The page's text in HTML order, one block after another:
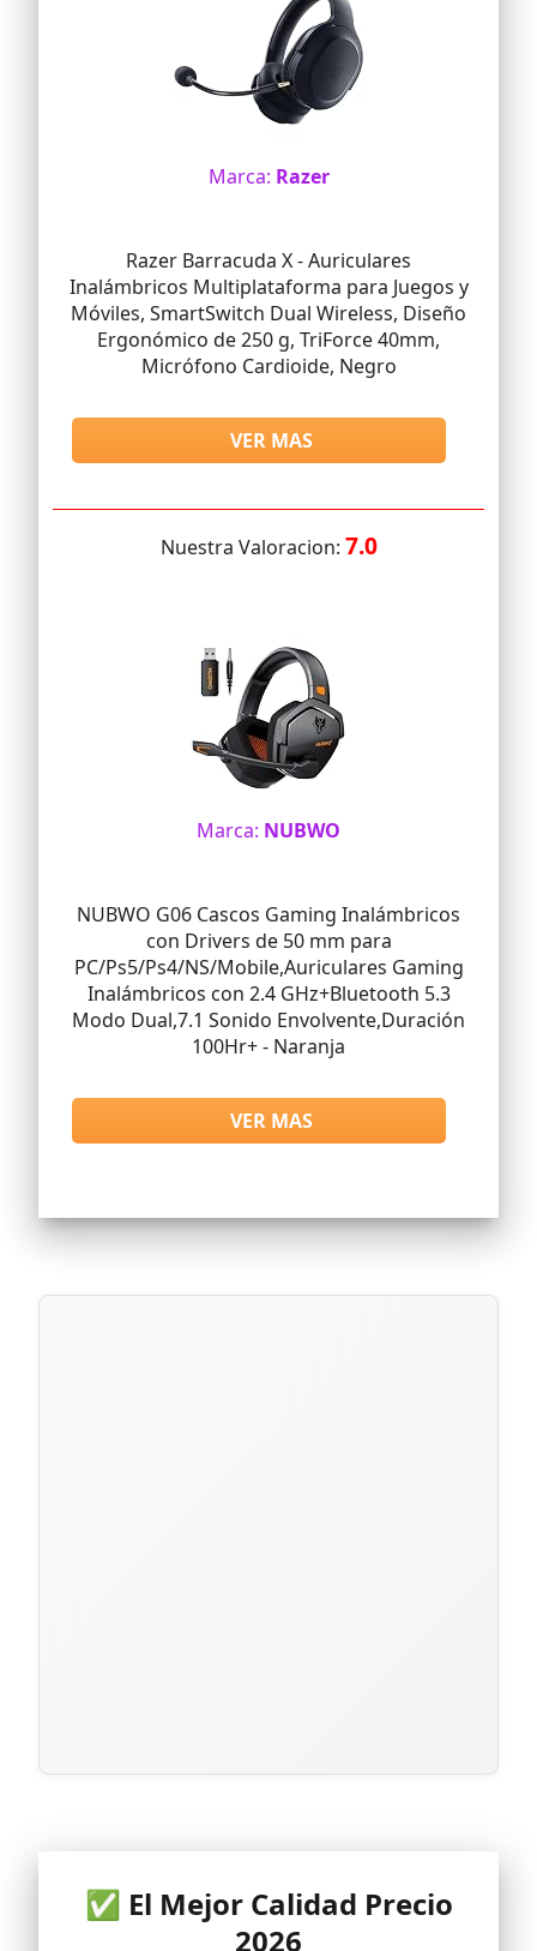
Marca: Razer
Razer Barracuda X - Auriculares
Inalámbricos Multiplataforma para Juegos y
Móviles, SmartSwitch Dual Wireless, Diseño
Ergonómico de 250 g, TriForce 40mm,
Micrófono Cardioide, Negro
VER MAS
Nuestra Valoracion: 7.0
Marca: NUBWO
NUBWO G06 Cascos Gaming Inalámbricos
con Drivers de 50 mm para
PC/Ps5/Ps4/NS/Mobile,Auriculares Gaming
Inalámbricos con 2.4 GHz+Bluetooth 5.3
Modo Dual,7.1 Sonido Envolvente,Duración
100Hr+ - Naranja
VER MAS
✅ El Mejor Calidad Precio
2026